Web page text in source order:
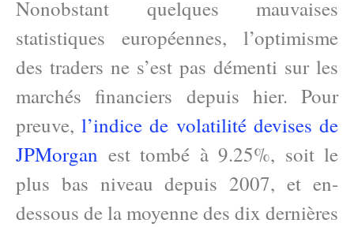
Nonobstant quelques mauvaises
statistiques européennes, l’optimisme
des traders ne s’est pas démenti sur les
marchés financiers depuis hier. Pour
preuve,l’indice de volatilité devises de
JPMorgan est tombé à 9.25%, soit le
plus bas niveau depuis 2007, et en-
dessous de la moyenne des dix dernières